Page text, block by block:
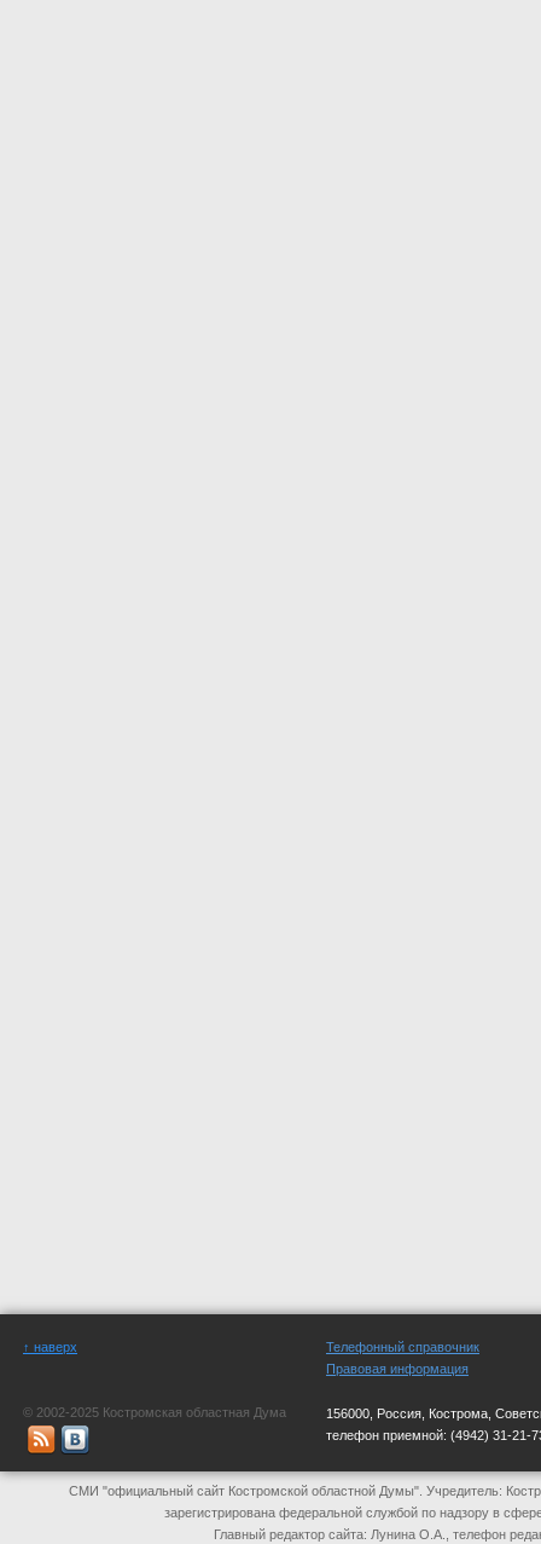
↑ наверх
© 2002-2025 Костромская областная Дума
Телефонный справочник
Правовая информация
156000, Россия, Кострома,
телефон приемной: (4942) 31-21-
СМИ "официальный сайт Костромской областной Думы". Учредитель:
зарегистрирована федеральной службой по надзору в
Главный редактор сайта: Лунина О.А., телефон